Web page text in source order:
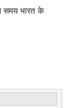
समय भारत के